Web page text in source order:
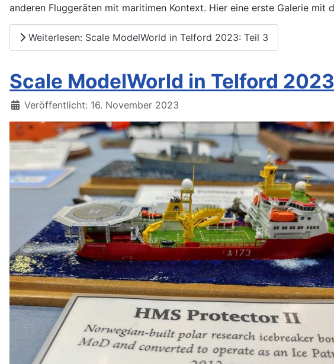
anderen Fluggeräten mit maritimen Kontext. Hier eine erste Galerie mit
Weiterlesen: Scale ModelWorld in Telford 2023: Teil 3
Scale ModelWorld in Telford
Details
Veröffentlicht: 16. November 2023